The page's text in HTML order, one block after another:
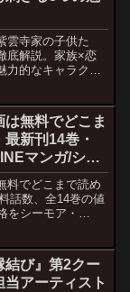
雲寺家の子供た
底解説。家族×恋
力的なキャラクタ
は無料でどこま
新刊14巻・
マンガ/シー
まで徹底整
料でどこまで読め
話数、全14巻の値
をシーモア・
結び』第2クー
アーティスト